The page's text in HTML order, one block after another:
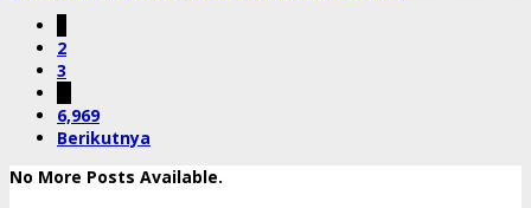
2
3
6,969
Berikutnya
No More Posts Available.